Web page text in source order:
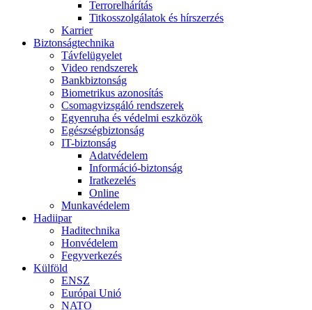
Terrorelhárítás
Titkosszolgálatok és hírszerzés
Karrier
Biztonságtechnika
Távfelügyelet
Video rendszerek
Bankbiztonság
Biometrikus azonosítás
Csomagvizsgáló rendszerek
Egyenruha és védelmi eszközök
Egészségbiztonság
IT-biztonság
Adatvédelem
Információ-biztonság
Iratkezelés
Online
Munkavédelem
Hadiipar
Haditechnika
Honvédelem
Fegyverkezés
Külföld
ENSZ
Európai Unió
NATO